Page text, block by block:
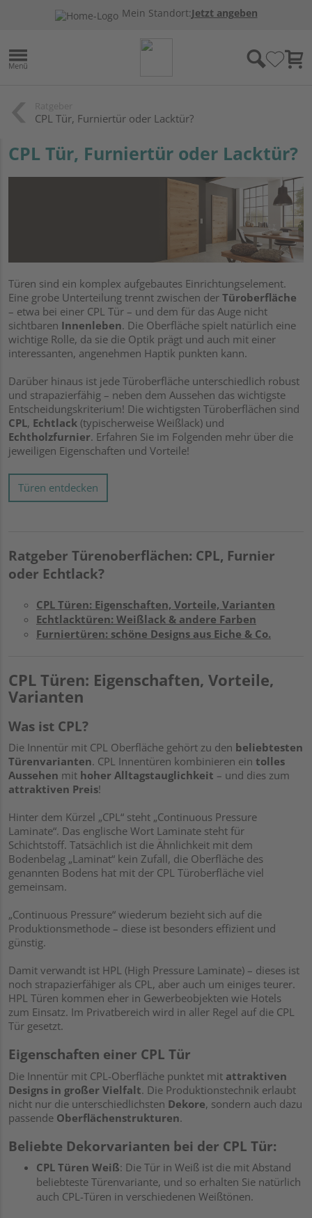
Mein Standort:Jetzt angeben
CPL Tür, Furniertür oder Lacktür?
CPL Tür, Furniertür oder Lacktür?
Türen sind ein komplex aufgebautes Einrichtungselement.
Eine grobe Unterteilung trennt zwischen der Türoberfläche
– etwa bei einer CPL Tür – und dem für das Auge nicht
sichtbaren Innenleben. Die Oberfläche spielt natürlich eine
wichtige Rolle, da sie die Optik prägt und auch mit einer
interessanten, angenehmen Haptik punkten kann.
Darüber hinaus ist jede Türoberfläche unterschiedlich robust
und strapazierfähig – neben dem Aussehen das wichtigste
Entscheidungskriterium! Die wichtigsten Türoberflächen sind
CPL, Echtlack (typischerweise Weißlack) und
Echtholzfurnier. Erfahren Sie im Folgenden mehr über die
jeweiligen Eigenschaften und Vorteile!
Türen entdecken
Ratgeber Türenoberflächen: CPL, Furnier
oder Echtlack?
CPL Türen: Eigenschaften, Vorteile, Varianten
Echtlacktüren: Weißlack & andere Farben
Furniertüren: schöne Designs aus Eiche & Co.
CPL Türen: Eigenschaften, Vorteile,
Varianten
Was ist CPL?
Die Innentür mit CPL Oberfläche gehört zu den beliebtesten
Türenvarianten. CPL Innentüren kombinieren ein tolles
Aussehen mit hoher Alltagstauglichkeit – und dies zum
attraktiven Preis!
Hinter dem Kürzel „CPL“ steht „Continuous Pressure
Laminate“. Das englische Wort Laminate steht für
Schichtstoff. Tatsächlich ist die Ähnlichkeit mit dem
Bodenbelag „Laminat“ kein Zufall, die Oberfläche des
genannten Bodens hat mit der CPL Türoberfläche viel
gemeinsam.
„Continuous Pressure“ wiederum bezieht sich auf die
Produktionsmethode – diese ist besonders effizient und
günstig.
Damit verwandt ist HPL (High Pressure Laminate) – dieses ist
noch strapazierfähiger als CPL, aber auch um einiges teurer.
HPL Türen kommen eher in Gewerbeobjekten wie Hotels
zum Einsatz. Im Privatbereich wird in aller Regel auf die CPL
Tür gesetzt.
Eigenschaften einer CPL Tür
Die Innentür mit CPL-Oberfläche punktet mit attraktiven
Designs in großer Vielfalt. Die Produktionstechnik erlaubt
nicht nur die unterschiedlichsten Dekore, sondern auch dazu
passende Oberflächenstrukturen.
Beliebte Dekorvarianten bei der CPL Tür:
CPL Türen Weiß: Die Tür in Weiß ist die mit Abstand
beliebteste Türenvariante, und so erhalten Sie natürlich
auch CPL-Türen in verschiedenen Weißtönen.